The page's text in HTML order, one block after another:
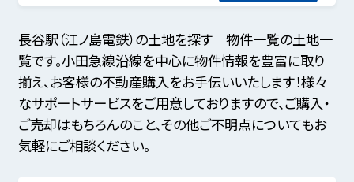
長谷駅（江ノ島電鉄）の土地を探す 物件一覧の土地一
覧です。小田急線沿線を中心に物件情報を豊富に取り
揃え、お客様の不動産購入をお手伝いいたします！様々
なサポートサービスをご用意しておりますので、ご購入・
ご売却はもちろんのこと、その他ご不明点についてもお
気軽にご相談ください。